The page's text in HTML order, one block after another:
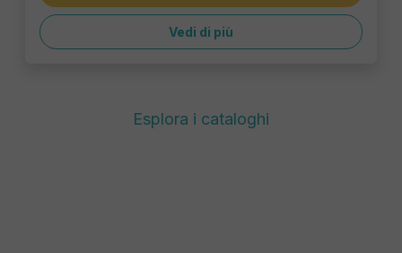
Vedi di più
Esplora i cataloghi